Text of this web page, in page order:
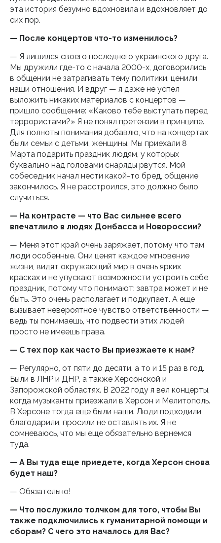
эта история безумно вдохновила и вдохновляет до
сих пор.
— После концертов что-то изменилось?
— Я лишился своего последнего украинского друга.
Мы дружили где-то с начала 2000-х, договорились
в общении не затрагивать тему политики, ценили
наши отношения. И вдруг — я даже не успел
выложить никаких материалов с концертов —
пришло сообщение: «Каково тебе выступать перед
террористами?» Я не понял претензии в принципе.
Для полноты понимания добавлю, что на концертах
были семьи с детьми, женщины. Мы приехали 8
Марта подарить праздник людям, у которых
буквально над головами снаряды рвутся. Мой
собеседник начал нести какой-то бред, общение
закончилось. Я не расстроился, это должно было
случиться.
— На контрасте — что Вас сильнее всего
впечатлило в людях Донбасса и Новороссии?
— Меня этот край очень заряжает, потому что там
люди особенные. Они ценят каждое мгновение
жизни, видят окружающий мир в очень ярких
красках и не упускают возможности устроить себе
праздник, потому что понимают: завтра может и не
быть. Это очень располагает и подкупает. А еще
вызывает невероятное чувство ответственности —
ведь ты понимаешь, что подвести этих людей
просто не имеешь права.
— С тех пор как часто Вы приезжаете к нам?
— Регулярно, от пяти до десяти, а то и 15 раз в год.
Были в ЛНР и ДНР, а также Херсонской и
Запорожской областях. В 2022 году я вел концерты,
когда музыканты приезжали в Херсон и Мелитополь.
В Херсоне тогда еще были наши. Люди подходили,
благодарили, просили не оставлять их. Я не
сомневаюсь, что мы еще обязательно вернемся
туда.
— А Вы туда еще приедете, когда Херсон снова
будет наш?
— Обязательно!
— Что послужило толчком для того, чтобы Вы
также подключились к гуманитарной помощи и
сборам? С чего это началось для Вас?